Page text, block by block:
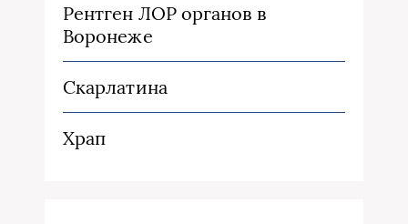
Рентген ЛОР органов в
Воронеже
Скарлатина
Храп